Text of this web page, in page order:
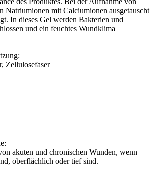
des Produktes. Bei der Aufnahme von
Natriumionen mit Calciumionen ausgetauscht
In dieses Gel werden Bakterien und
und ein feuchtes Wundklima
Zellulosefaser
akuten und chronischen Wunden, wenn
oberflächlich oder tief sind.